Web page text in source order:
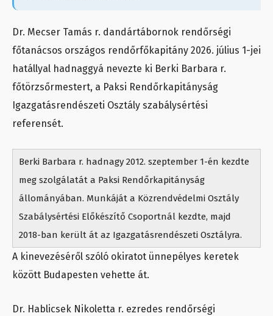
Dr. Mecser Tamás r. dandártábornok rendőrségi
főtanácsos országos rendőrfőkapitány 2026. július 1-jei
hatállyal hadnaggyá nevezte ki Berki Barbara r.
főtörzsőrmestert, a Paksi Rendőrkapitányság
Igazgatásrendészeti Osztály szabálysértési
referensét.
Berki Barbara r. hadnagy 2012. szeptember 1-én kezdte
meg szolgálatát a Paksi Rendőrkapitányság
állományában. Munkáját a Közrendvédelmi Osztály
Szabálysértési Előkészítő Csoportnál kezdte, majd
2018-ban került át az Igazgatásrendészeti Osztályra.
A kinevezéséről szóló okiratot ünnepélyes keretek
között Budapesten vehette át.
Dr. Hablicsek Nikoletta r. ezredes rendőrségi